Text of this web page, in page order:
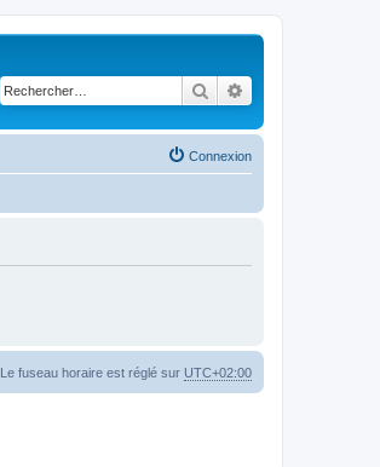
Rechercher
Connexion
Le fuseau horaire est réglé sur UTC+02:00